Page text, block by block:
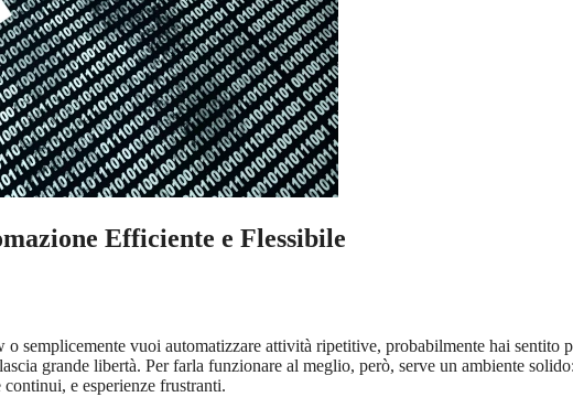
Efficiente e Flessibile
semplicemente vuoi automatizzare attività ripetitive, probabilmente hai sentito
grande libertà. Per farla funzionare al meglio, però, serve un ambiente
e esperienze frustranti.